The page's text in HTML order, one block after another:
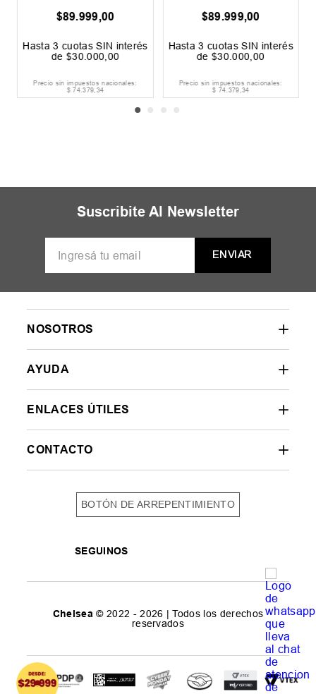
$89.999,00
Hasta3 cuotas SIN interés
de $30 .000 00
Precio sin impuestos nacionales:
$ 74.379,34
$89.999,00
Hasta3 cuotas SIN interés
de $30 .000 00
Precio sin impuestos nacionales:
$ 74.379,34
Suscribite Al Newsletter
ENVIAR
NOSOTROS
AYUDA
ENLACES ÚTILES
CONTACTO
BOTÓN DE ARREPENTIMIENTO
SEGUINOS
Chelsea © 2022 - 2026 | Todos los derechos
reservados